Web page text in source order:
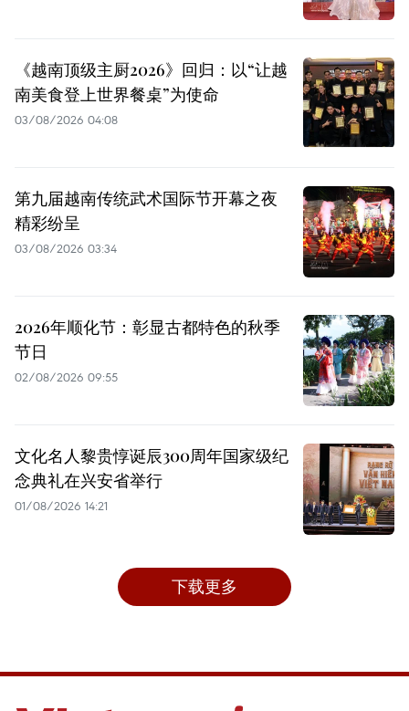
《越南顶级主厨2026》回归：以“让越
南美食登上世界餐桌”为使命
03/08/2026 04:08
第九届越南传统武术国际节开幕之夜
精彩纷呈
03/08/2026 03:34
2026年顺化节：彰显古都特色的秋季
节日
02/08/2026 09:55
文化名人黎贵惇诞辰300周年国家级纪
念典礼在兴安省举行
01/08/2026 14:21
下载更多